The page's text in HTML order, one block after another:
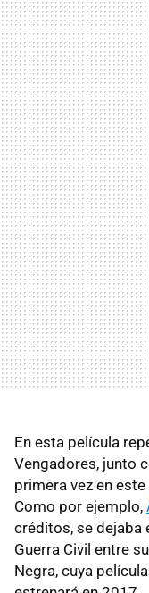
En esta película
Vengadores, junto
primera vez en
Como por ejemplo,
créditos, se dejaba
Guerra Civil entre
Negra, cuya